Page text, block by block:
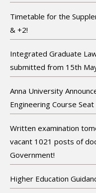
Timetable for the
& +2!
Integrated Graduate
submitted from 15th
Anna University
Engineering Course
Written examination
vacant 1021 posts of
Government!
Higher Education